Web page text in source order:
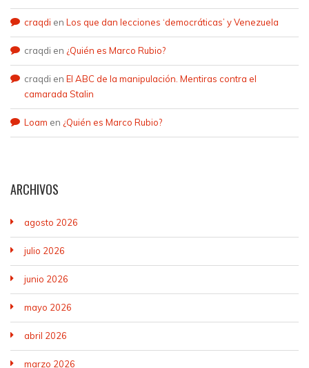
craqdi en Los que dan lecciones ‘democráticas’ y Venezuela
craqdi en ¿Quién es Marco Rubio?
craqdi en El ABC de la manipulación. Mentiras contra el
camarada Stalin
Loam en ¿Quién es Marco Rubio?
ARCHIVOS
agosto 2026
julio 2026
junio 2026
mayo 2026
abril 2026
marzo 2026